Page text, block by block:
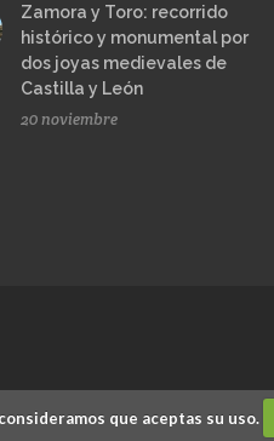
Zamora y Toro: recorrido
histórico y monumental por
dos joyas medievales de
Castilla y León
20 noviembre
que aceptas su uso.